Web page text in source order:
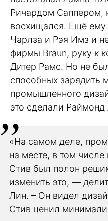
Ричардом Саппером,
восхищался. Ещё ему
Чарлза и Рэя Имз и
фирмы Braun, руку к
Дитер Рамс. Но не
способных зарядить
промышленного
это сделали
«На самом деле,
на месте, в том
Стив был полон
изменить это, —
Лин. – Он видел
Стив ценил